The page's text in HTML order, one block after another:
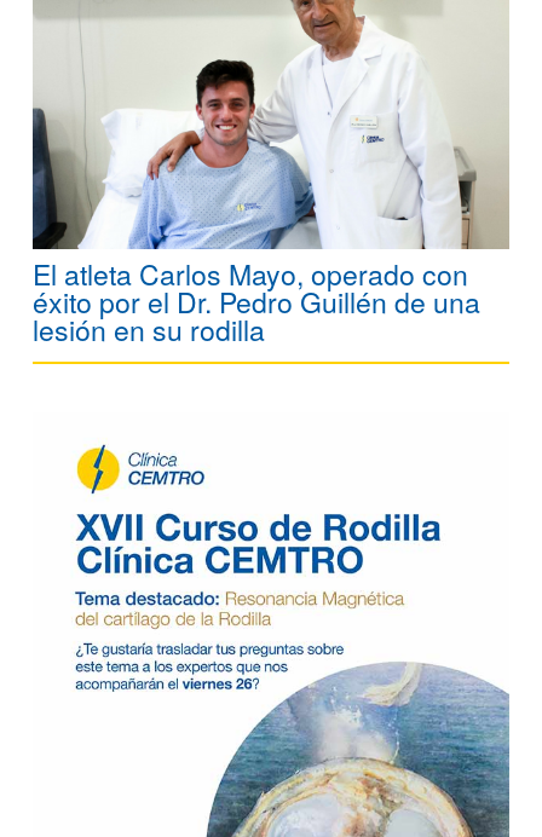
El atleta Carlos Mayo, operado con
éxito por el Dr. Pedro Guillén de una
lesión en su rodilla